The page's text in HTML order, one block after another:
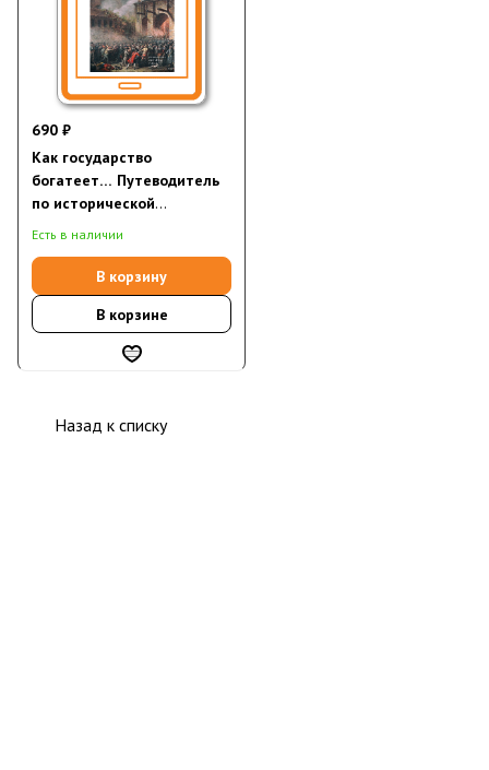
690 ₽
Как государство
богатеет… Путеводитель
по исторической
социологии (электронная
Есть в наличии
В корзину
В корзине
Назад к списку